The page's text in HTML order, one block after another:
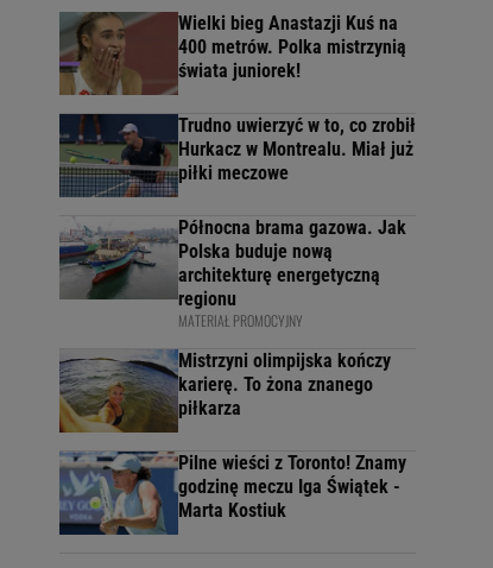
Wielki bieg Anastazji Kuś na
400 metrów. Polka mistrzynią
świata juniorek!
Trudno uwierzyć w to, co zrobił
Hurkacz w Montrealu. Miał już
piłki meczowe
Północna brama gazowa. Jak
Polska buduje nową
architekturę energetyczną
regionu
MATERIAŁ PROMOCYJNY
Mistrzyni olimpijska kończy
karierę. To żona znanego
piłkarza
Pilne wieści z Toronto! Znamy
godzinę meczu Iga Świątek -
Marta Kostiuk